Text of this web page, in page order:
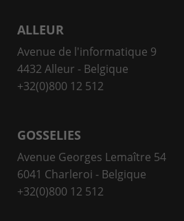
ALLEUR
Avenue de l'informatique 9
4432 Alleur - Belgique
+32(0)800 12 512
GOSSELIES
Avenue Georges Lemaître 54
6041 Charleroi - Belgique
+32(0)800 12 512